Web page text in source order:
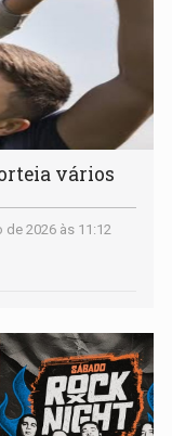
vários
de 2026 às 11:12